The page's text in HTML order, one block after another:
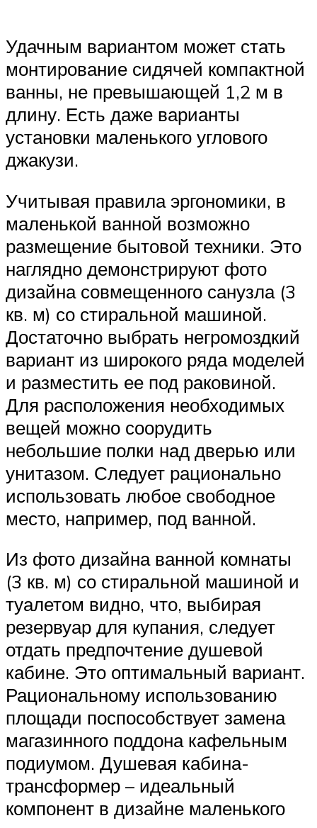
Удачным вариантом может стать
монтирование сидячей компактной
ванны, не превышающей 1,2 м в
длину. Есть даже варианты
установки маленького углового
джакузи.
Учитывая правила эргономики, в
маленькой ванной возможно
размещение бытовой техники. Это
наглядно демонстрируют фото
дизайна совмещенного санузла (3
кв. м) со стиральной машиной.
Достаточно выбрать негромоздкий
вариант из широкого ряда моделей
и разместить ее под раковиной.
Для расположения необходимых
вещей можно соорудить
небольшие полки над дверью или
унитазом. Следует рационально
использовать любое свободное
место, например, под ванной.
Из фото дизайна ванной комнаты
(3 кв. м) со стиральной машиной и
туалетом видно, что, выбирая
резервуар для купания, следует
отдать предпочтение душевой
кабине. Это оптимальный вариант.
Рациональному использованию
площади поспособствует замена
магазинного поддона кафельным
подиумом. Душевая кабина-
трансформер – идеальный
компонент в дизайне маленького